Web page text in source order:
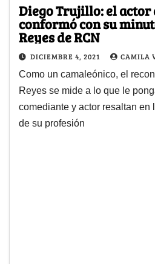
Diego Trujillo: el actor
conformó con su
Reyes de RCN
DICIEMBRE 4, 2021 CAMILA
Como un camaleónico, el
Reyes se mide a lo que le
comediante y actor resaltan en
de su profesión